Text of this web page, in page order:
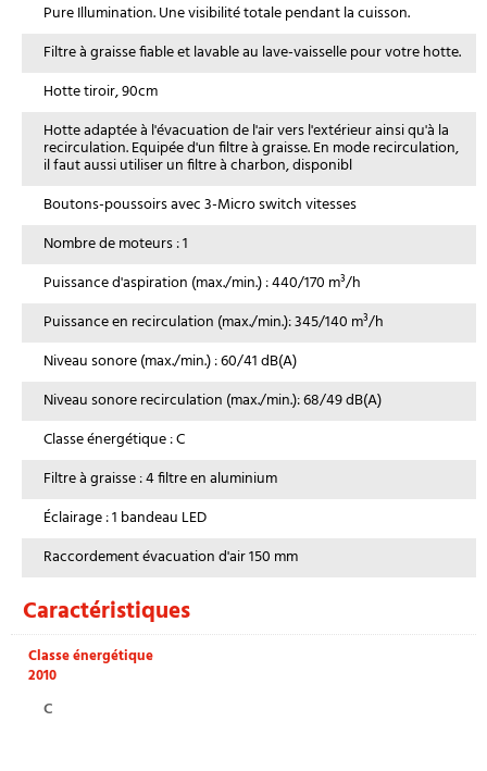
Pure Illumination. Une visibilité totale pendant la cuisson.
Filtre à graisse fiable et lavable au lave-vaisselle pour votre hotte.
Hotte tiroir, 90cm
Hotte adaptée à l'évacuation de l'air vers l'extérieur ainsi qu'à la
recirculation. Equipée d'un filtre à graisse. En mode recirculation,
il faut aussi utiliser un filtre à charbon, disponibl
Boutons-poussoirs avec 3-Micro switch vitesses
Nombre de moteurs : 1
Puissance d'aspiration (max./min.) : 440/170 m³/h
Puissance en recirculation (max./min.): 345/140 m³/h
Niveau sonore (max./min.) : 60/41 dB(A)
Niveau sonore recirculation (max./min.): 68/49 dB(A)
Classe énergétique : C
Filtre à graisse : 4 filtre en aluminium
Éclairage : 1 bandeau LED
Raccordement évacuation d'air 150 mm
Caractéristiques
Classe énergétique
2010
C